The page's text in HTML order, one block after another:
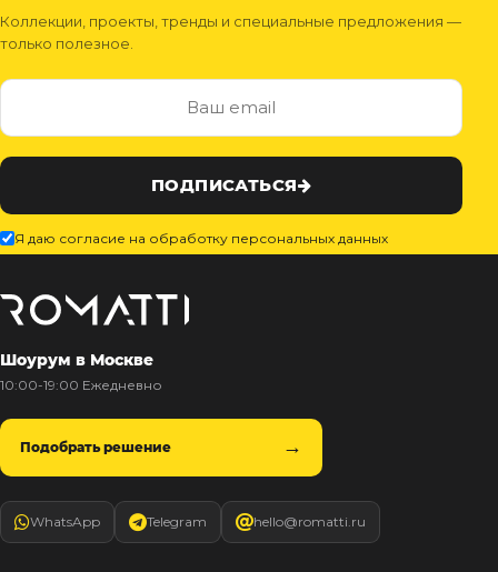
Коллекции, проекты, тренды и специальные предложения —
только полезное.
ПОДПИСАТЬСЯ
Я даю согласие на обработку персональных данных
Шоурум в Москве
10:00-19:00 Ежедневно
Подобрать решение
WhatsApp Telegram hello@romatti.ru